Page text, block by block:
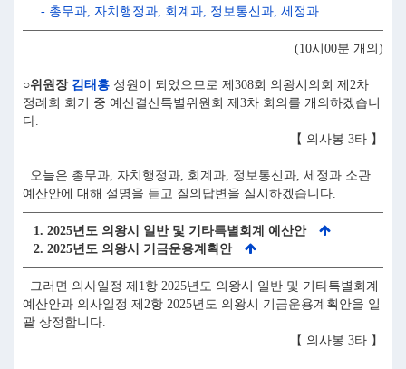
- 총무과, 자치행정과, 회계과, 정보통신과, 세정과
(10시00분 개의)
○위원장 김태흥 성원이 되었으므로 제308회 의왕시의회 제2차
정례회 회기 중 예산결산특별위원회 제3차 회의를 개의하겠습니
다.
【 의사봉 3타 】
오늘은 총무과, 자치행정과, 회계과, 정보통신과, 세정과 소관
예산안에 대해 설명을 듣고 질의답변을 실시하겠습니다.
1. 2025년도 의왕시 일반 및 기타특별회계 예산안
2. 2025년도 의왕시 기금운용계획안
그러면 의사일정 제1항 2025년도 의왕시 일반 및 기타특별회계
예산안과 의사일정 제2항 2025년도 의왕시 기금운용계획안을 일
괄 상정합니다.
【 의사봉 3타 】